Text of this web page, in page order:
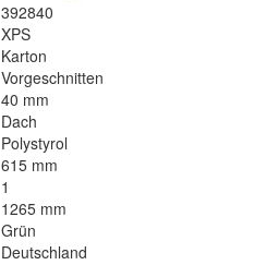
392840
XPS
Karton
Vorgeschnitten
40 mm
Dach
Polystyrol
615 mm
1
1265 mm
Grün
Deutschland